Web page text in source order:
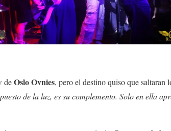
deOslo Ovnies, pero el destino quiso que saltaran
de la luz, es su complemento. Solo en ella